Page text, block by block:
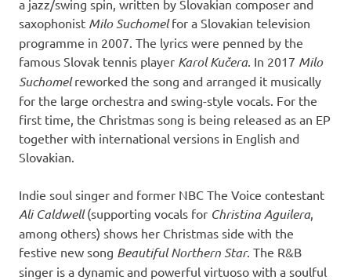
a jazz/swing spin, written by Slovakian composer and
saxophonist Milo Suchomelfor a Slovakian television
programme in 2007. The lyrics were penned by the
famous Slovak tennis player Karol Kučera. In 2017 Milo
Suchomelreworked the song and arranged it musically
for the large orchestra and swing-style vocals. For the
first time, the Christmas song is being released as an EP
together with international versions in English and
Slovakian.
Indie soul singer and former NBC The Voice contestant
Ali Caldwell(supporting vocals for Christina Aguilera,
among others) shows her Christmas side with the
festive new song Beautiful Northern Star. The R&B
singer is a dynamic and powerful virtuoso with a soulful